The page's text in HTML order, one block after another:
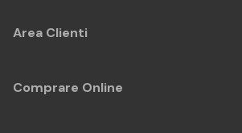
Area Clienti
Comprare Online